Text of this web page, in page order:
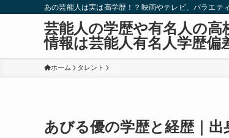
あの芸能人は実は高学歴！？映画やテレビ、バラエテ
芸能人の学歴や有名人の高
情報は芸能人有名人学歴偏
ホーム タレント
あびる優の学歴と経歴｜